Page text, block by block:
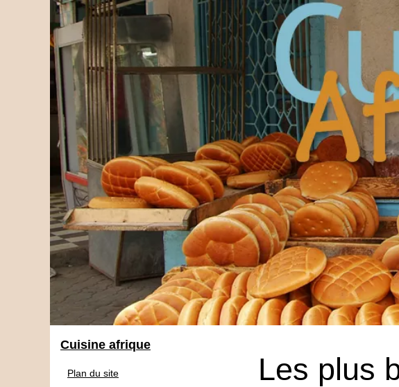
Les plus
Cuisine afrique
Plan du site